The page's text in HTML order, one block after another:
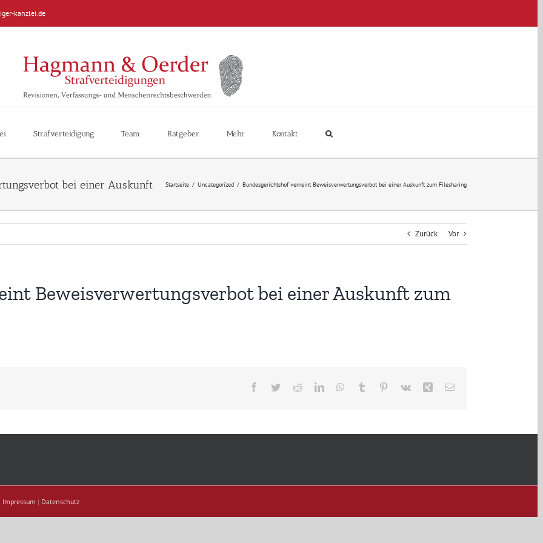
kanzlei.de
Strafverteidigung Team Ratgeber Mehr Kontakt
Startseite / Uncategorized / Bundesgerichtshof verneint Beweisverwertungsverbot bei einer Auskunft zum Filesharing
Zurück Vor
Beweisverwertungsverbot bei einer Auskunft zum
Facebook
TwitterRedditLinkedInWhatsApp
Tumblr Pinterest
Vk Xing E-
Impressum | Datenschutz